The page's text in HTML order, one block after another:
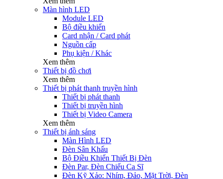
Màn hình LED
Module LED
Bộ điều khiển
Card nhận / Card phát
Nguồn cấp
Phụ kiện / Khác
Xem thêm
Thiết bị đồ chơi
Xem thêm
Thiết bị phát thanh truyền hình
Thiết bị phát thanh
Thiết bị truyền hình
Thiết bị Video Camera
Xem thêm
Thiết bị ánh sáng
Màn Hình LED
Đèn Sân Khấu
Bộ Điều Khiển Thiết Bị Đèn
Đèn Par, Đèn Chiếu Ca Sĩ
Đèn Kỹ Xảo: Nhím, Đảo, Mặt Trời, Đèn